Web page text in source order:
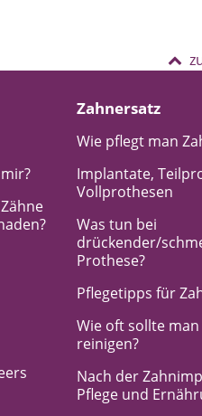
Zahnersatz
Wie pflegt man
Implantate,
Vollprothesen
Was tun bei
drückender/
Prothese?
Pflegetipps für
Wie oft sollte
reinigen?
Nach der
Pflege und